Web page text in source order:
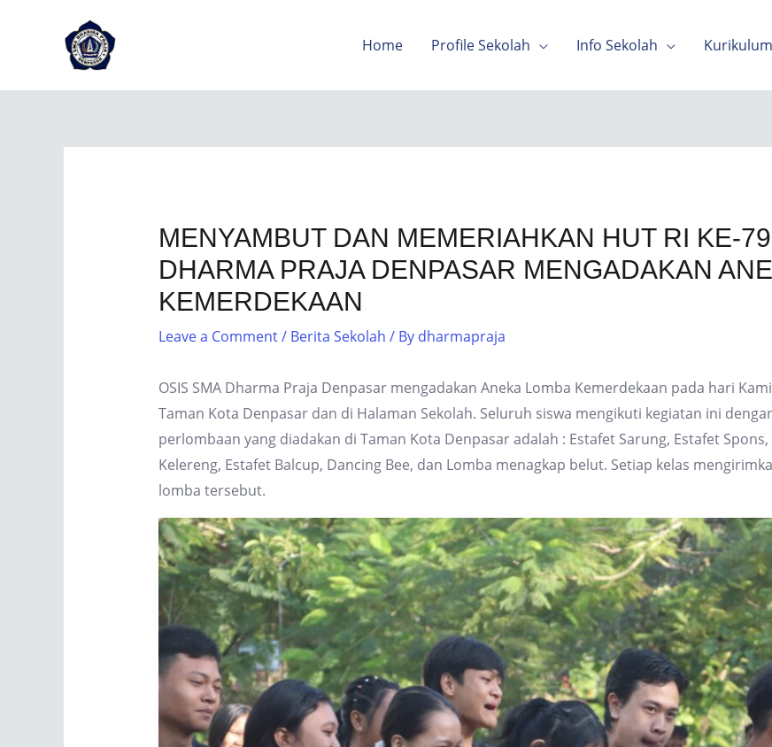
Home Profile Sekolah Info Sekolah Kurikulum
MENYAMBUT DAN MEMERIAHKAN HUT RI KE-
DHARMA PRAJA DENPASAR MENGADAKAN
KEMERDEKAAN
Leave a Comment/ Berita Sekolah / By dharmapraja
OSIS SMA Dharma Praja Denpasar mengadakan Aneka Lomba Kemerdekaan pada hari
Taman Kota Denpasar dan di Halaman Sekolah. Seluruh siswa mengikuti kegiatan ini
perlombaan yang diadakan di Taman Kota Denpasar adalah : Estafet Sarung, Estafet
Kelereng, Estafet Balcup, Dancing Bee, dan Lomba menagkap belut. Setiap kelas
lomba tersebut.